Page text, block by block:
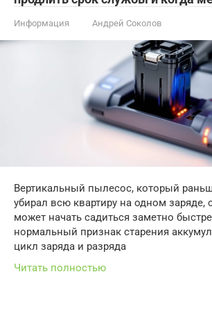
Информация Андрей Соколов
Вертикальный пылесос, который
убирал всю квартиру на одном заряде,
может начать садиться заметно
нормальный признак старения
цикл заряда и разряда
Читать полностью